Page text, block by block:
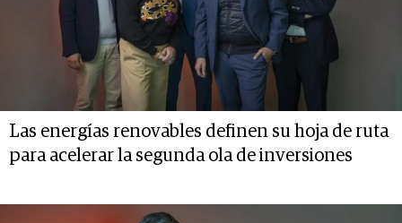
Las energías renovables definen su hoja de ruta
para acelerar la segunda ola de inversiones